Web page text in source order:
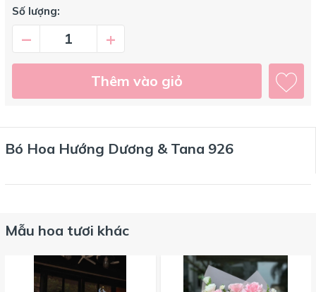
Số lượng:
– +
Thêm vào giỏ
Bó Hoa Hướng Dương & Tana 926
Mẫu hoa tươi khác